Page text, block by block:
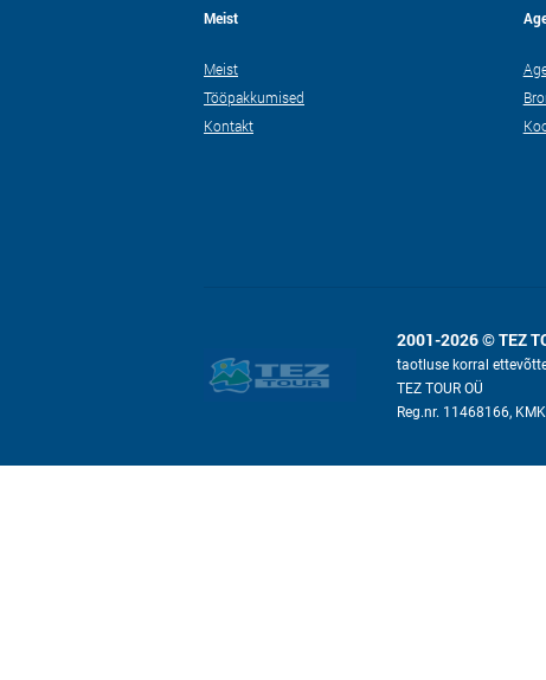
Meist
Meist
Tööpakkumised
Kontakt
2001-2026 © TEZ
taotluse korral
TEZ TOUR OÜ
Reg.nr. 11468166,